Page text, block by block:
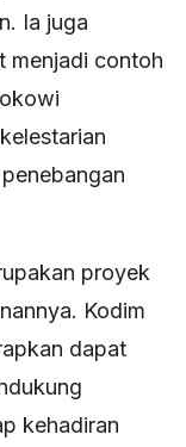
Ia juga
menjadi contoh
proyek
Kodim
dapat
kehadiran